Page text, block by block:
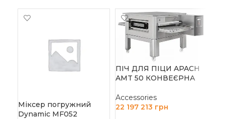
Міксер погружний
Dynamic MF052
ПІЧ ДЛЯ ПІЦИ APACH
AMT 50 КОНВЕЄРНА
Accessories
22 197 213 грн